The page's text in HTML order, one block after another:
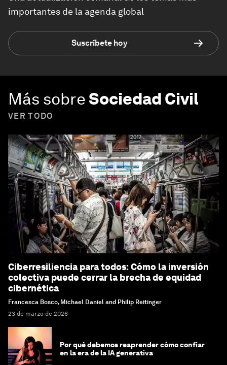
importantes de la agenda global
Suscríbete hoy
Más sobreSociedad Civil
VER TODO
Ciberresiliencia para todos: Cómo la inversión
colectiva puede cerrar la brecha de equidad
cibernética
Francesca Bosco, Michael Daniel and Philip Reitinger
23 de marzo de 2026
Por qué debemos reaprender cómo confiar
en la era de la IA generativa